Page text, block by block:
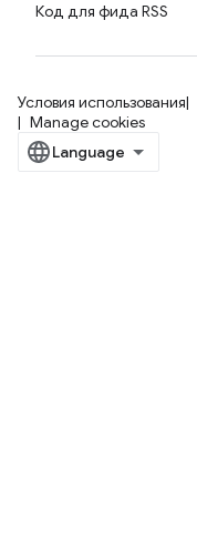
Код для фида RSS
Условия использования
Manage cookies